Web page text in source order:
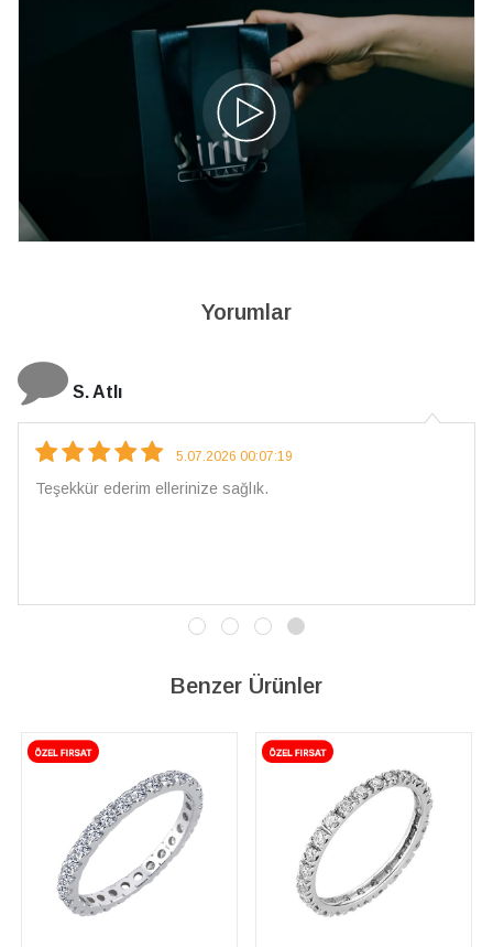
Yorumlar
S. Atlı
5.07.2026 00:07:19
Teşekkür ederim ellerinize sağlık.
Benzer Ürünler